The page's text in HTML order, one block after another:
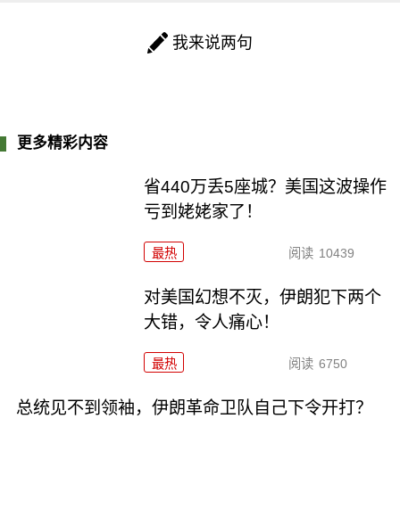
我来说两句
更多精彩内容
省440万丢5座城？美国这波操作
亏到姥姥家了！
最热 阅读 10439
对美国幻想不灭，伊朗犯下两个
大错，令人痛心！
最热 阅读 6750
总统见不到领袖，伊朗革命卫队自己下令开打？